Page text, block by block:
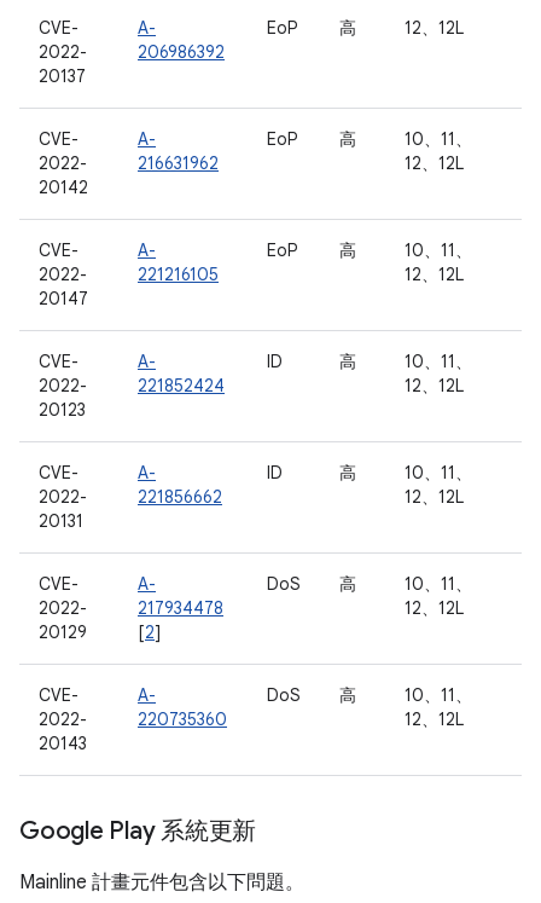
CVE-
2022-
20137
A-
206986392
EoP 高 12、12L
CVE-
2022-
20142
A-
216631962
EoP 高
10、11、
12、12L
CVE-
2022-
20147
A-
221216105
EoP 高
10、11、
12、12L
CVE-
2022-
20123
A-
221852424
ID 高
10、11、
12、12L
CVE-
2022-
20131
A-
221856662
ID 高
10、11、
12、12L
CVE-
2022-
20129
A-
217934478
[2]
DoS 高
10、11、
12、12L
CVE-
2022-
20143
A-
220735360
DoS 高
10、11、
12、12L
Google Play 系統更新
Mainline 計畫元件包含以下問題。